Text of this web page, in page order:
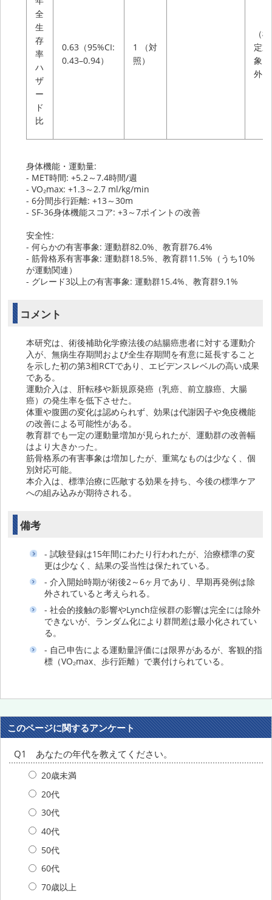
全
生
存
率
ハ
ザ
ー
ド
比
0.63（95%CI:
0.43–0.94）
1 （対
照）
（検
定対
象
外）
身体機能・運動量:
- MET時間: +5.2～7.4時間/週
- VO₂max: +1.3～2.7 ml/kg/min
- 6分間歩行距離: +13～30m
- SF-36身体機能スコア: +3～7ポイントの改善
安全性:
- 何らかの有害事象: 運動群82.0%、教育群76.4%
- 筋骨格系有害事象: 運動群18.5%、教育群11.5%（うち10%
が運動関連）
- グレード3以上の有害事象: 運動群15.4%、教育群9.1%
コメント
本研究は、術後補助化学療法後の結腸癌患者に対する運動介
入が、無病生存期間および全生存期間を有意に延長すること
を示した初の第3相RCTであり、エビデンスレベルの高い成果
である。
運動介入は、肝転移や新規原発癌（乳癌、前立腺癌、大腸
癌）の発生率を低下させた。
体重や腹囲の変化は認められず、効果は代謝因子や免疫機能
の改善による可能性がある。
教育群でも一定の運動量増加が見られたが、運動群の改善幅
はより大きかった。
筋骨格系の有害事象は増加したが、重篤なものは少なく、個
別対応可能。
本介入は、標準治療に匹敵する効果を持ち、今後の標準ケア
への組み込みが期待される。
備考
- 試験登録は15年間にわたり行われたが、治療標準の変
更は少なく、結果の妥当性は保たれている。
- 介入開始時期が術後2～6ヶ月であり、早期再発例は除
外されていると考えられる。
- 社会的接触の影響やLynch症候群の影響は完全には除外
できないが、ランダム化により群間差は最小化されてい
る。
- 自己申告による運動量評価には限界があるが、客観的指
標（VO₂max、歩行距離）で裏付けられている。
このページに関するアンケート
Q1 あなたの年代を教えてください。
20歳未満
20代
30代
40代
50代
60代
70歳以上